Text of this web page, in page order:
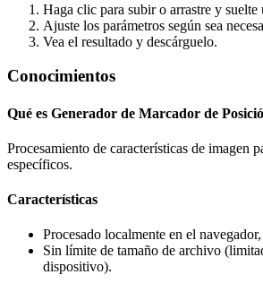
Haga clic para subir o arrastre y suelte
Ajuste los parámetros según sea
Vea el resultado y descárguelo.
Conocimientos
Qué es Generador de Marcador de
Procesamiento de características de imagen
específicos.
Características
Procesado localmente en el
Sin límite de tamaño de archivo
dispositivo).